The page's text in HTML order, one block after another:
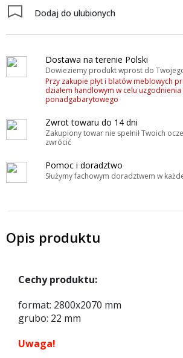
Dodaj do ulubionych
Dostawa na terenie Polski
Dowieziemy produkt wprost do
Przy zakupie płyt i blatów meblowych
działem handlowym w celu
ponadgabarytowego
Zwrot towaru do 14 dni
Zakupiony towar nie spełnił Twoich
zwrócić
Pomoc i doradztwo
Służymy fachowym doradztwem w
Opis produktu
Cechy produktu:
format: 2800x2070 mm
grubo: 22 mm
Uwaga!